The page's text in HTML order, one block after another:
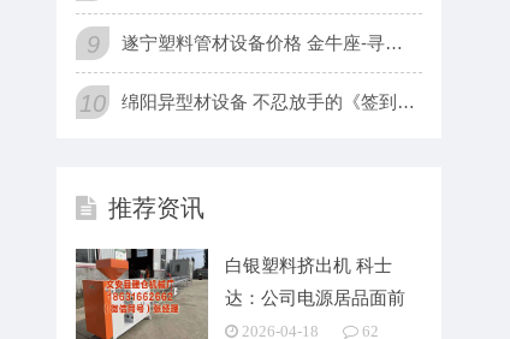
9 遂宁塑料管材设备价格 金牛座-寻求更有率的方法
10 绵阳异型材设备 不忍放手的《签到百年，苟成宗门老祖》，悬念重
推荐资讯
白银塑料挤出机 科士
达：公司电源居品面前
主要哄骗于数据中心、
2026-04-18 62